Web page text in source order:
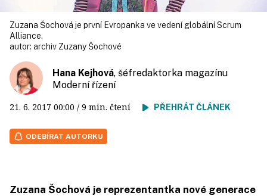
Zuzana Šochová je první Evropanka ve vedení globální Scrum
Alliance.
autor: archiv Zuzany Šochové
Hana Kejhová, šéfredaktorka magazínu
Moderní řízení
21. 6. 2017 00:00 / 9 min. čtení PŘEHRÁT ČLÁNEK
ODEBÍRAT AUTORKU
Zuzana Šochová je reprezentantka nové generace